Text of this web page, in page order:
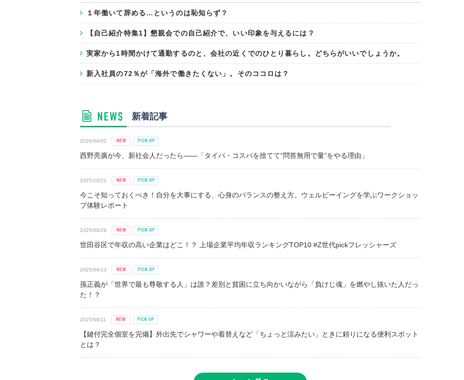
１年働いて辞める…というのは恥知らず？
【自己紹介特集1】懇親会での自己紹介で、いい印象を与えるには？
実家から1時間かけて通勤するのと、会社の近くでのひとり暮らし。どちらがいいでしょうか。
新入社員の72％が「海外で働きたくない」。そのココロは？
新着記事
2026/04/02
西野亮廣が今、新社会人だったら――「タイパ・コスパを捨てて“問答無用で量”をやる理由」
2025/10/21
今こそ知っておくべき！自分を大事にする、心身のバランスの整え方。ウェルビーイングを学ぶワークショッ
プ体験レポート
2025/09/29
世田谷区で年収の高い企業はどこ！？ 上場企業平均年収ランキングTOP10 #Z世代pickフレッシャーズ
2025/09/13
孫正義が「世界で最も尊敬する人」は誰？差別と貧困に立ち向かいながら「負けじ魂」を燃やし抜いた人だっ
た！？
2025/08/11
【鍵付完全個室を完備】外出先でシャワーや着替えなど「ちょっと涼みたい」ときに頼りになる便利スポット
とは？